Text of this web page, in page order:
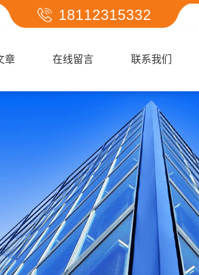
18112315332
章 在线留言 联系我们